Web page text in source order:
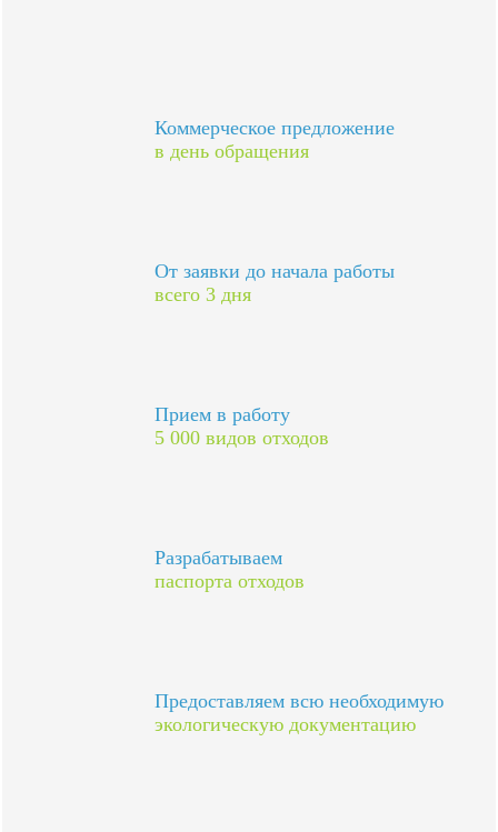
Коммерческое предложение
в день обращения
От заявки до начала работы
всего 3 дня
Прием в работу
5 000 видов отходов
Разрабатываем
паспорта отходов
Предоставляем всю необходимую
экологическую документацию